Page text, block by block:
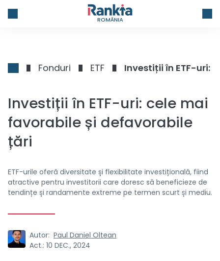
ROMÂNIA
Fonduri ETF Investiții în ETF-uri:
Investiții în ETF-uri: cele mai
favorabile și defavorabile
țări
ETF-urile oferă diversitate și flexibilitate investițională, fiind
atractive pentru investitorii care doresc să beneficieze de
tendințe și randamente extreme pe termen scurt și mediu.
Autor: Paul Daniel Oltean
Act.: 10 DEC., 2024